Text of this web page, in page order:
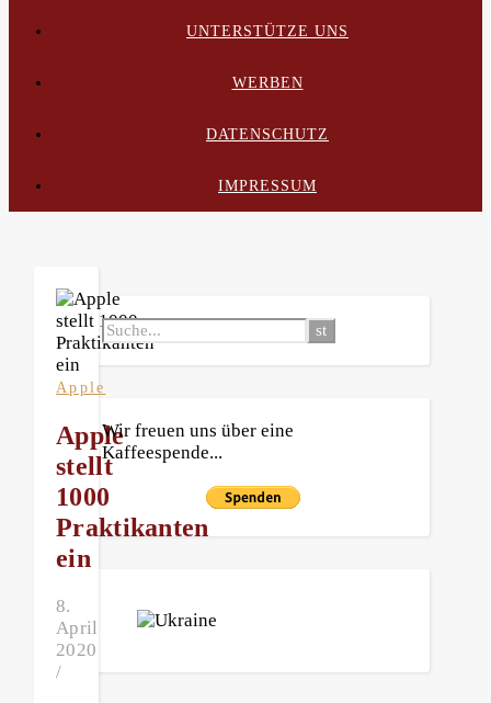
UNTERSTÜTZE UNS
WERBEN
DATENSCHUTZ
IMPRESSUM
Apple
Apple
stellt
1000
Praktikanten
ein
8.
April
2020
/
Wir freuen uns über eine
Kaffeespende...